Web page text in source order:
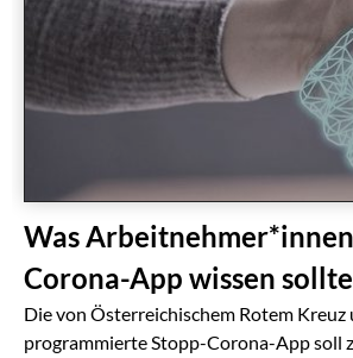
Was
Corona-App wissen
Die von Österreichischem Rotem Kreuz
programmierte Stopp-Corona-App soll